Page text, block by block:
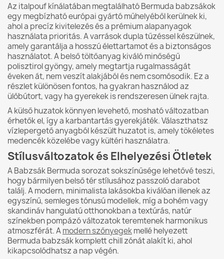
Az italpouf kínálatában megtalálható Bermuda babzsákok
egy megbízható európai gyártó műhelyéből kerülnek ki,
ahol a precíz kivitelezés és a prémium alapanyagok
használata prioritás. A varrások dupla tűzéssel készülnek,
amely garantálja a hosszú élettartamot és a biztonságos
használatot. A belső töltőanyag kiváló minőségű
polisztirol gyöngy, amely megtartja rugalmasságát
éveken át, nem veszít alakjából és nem csomósodik. Ez a
részlet különösen fontos, ha gyakran használod az
ülőbútort, vagy ha gyerekek is rendszeresen ülnek rajta.
A külső huzatok könnyen levehető, mosható változatban
érhetők el, így a karbantartás gyerekjáték. Választhatsz
vízlepergető anyagból készült huzatot is, amely tökéletes
medencék közelébe vagy kültéri használatra.
Stílusváltozatok és Elhelyezési Ötletek
A Babzsák Bermuda sorozat sokszínűsége lehetővé teszi,
hogy bármilyen belső tér stílusához passzoló darabot
találj. A modern, minimalista lakásokba kiválóan illenek az
egyszínű, semleges tónusú modellek, míg a bohém vagy
skandináv hangulatú otthonokban a textúrás, natúr
színekben pompázó változatok teremtenek harmonikus
atmoszférát. Amodern szőnyegekmellé helyezett
Bermuda babzsák komplett chill zónát alakít ki, ahol
kikapcsolódhatsz a nap végén.